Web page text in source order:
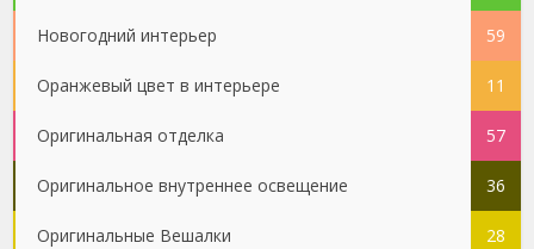
Новогодний интерьер 59
Оранжевый цвет в интерьере 11
Оригинальная отделка 57
Оригинальное внутреннее освещение 36
Оригинальные Вешалки 28